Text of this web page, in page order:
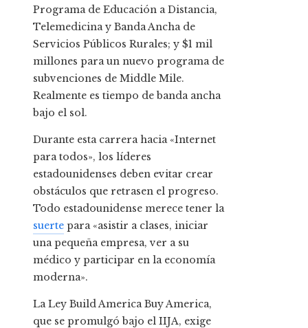
Programa de Educación a Distancia,
Telemedicina y Banda Ancha de
Servicios Públicos Rurales; y $1 mil
millones para un nuevo programa de
subvenciones de Middle Mile.
Realmente es tiempo de banda ancha
bajo el sol.
Durante esta carrera hacia «Internet
para todos», los líderes
estadounidenses deben evitar crear
obstáculos que retrasen el progreso.
Todo estadounidense merece tener la
suerte para «asistir a clases, iniciar
una pequeña empresa, ver a su
médico y participar en la economía
moderna».
La Ley Build America Buy America,
que se promulgó bajo el IIJA, exige